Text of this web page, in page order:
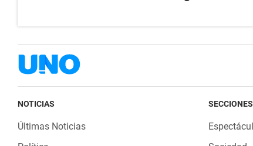
NOTICIAS
Últimas Noticias
SECCIONES